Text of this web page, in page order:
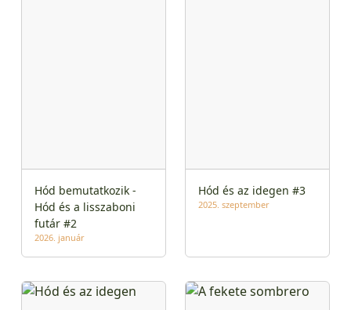
Hód bemutatkozik -
Hód és a lisszaboni
futár #2
2026. január
Hód és az idegen #3
2025. szeptember